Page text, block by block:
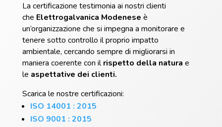
La certificazione testimonia ai nostri clienti
che Elettrogalvanica Modenese è
un’organizzazione che si impegna a monitorare e
tenere sotto controllo il proprio impatto
ambientale, cercando sempre di migliorarsi in
maniera coerente con ilrispetto della natura e
le aspettative dei clienti.
Scarica le nostre certificazioni:
ISO 14001 : 2015
ISO 9001 : 2015